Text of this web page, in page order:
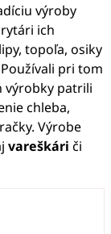
výroby
ich
lipy, topoľa, osiky
pri tom
výrobky patrili
chleba,
Výrobe
vareškári či